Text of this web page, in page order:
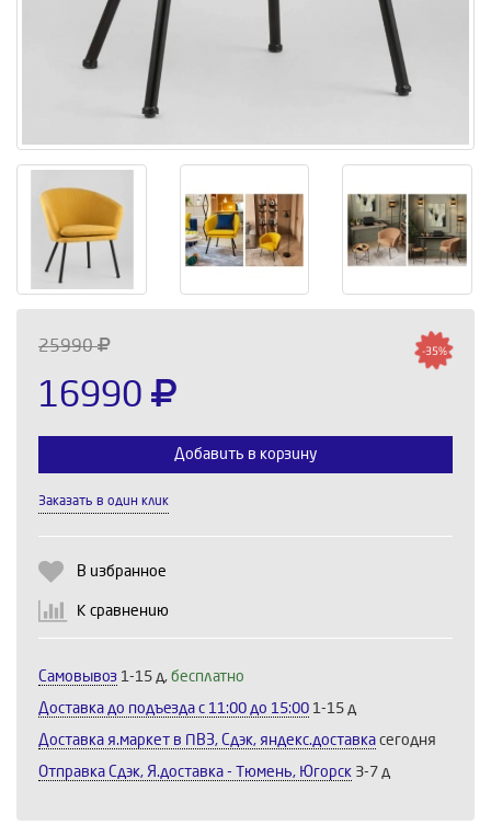
25990
16990
-35%
Выберите количество:
Продолжить
Добавить в корзину
Заказать в один клик
В избранное
К сравнению
Самовывоз 1-15 д, бесплатно
Доставка до подъезда c 11:00 до 15:00 1-15 д
Доставка я.маркет в ПВЗ, Сдэк, яндекс.доставка сегодня
Отправка Сдэк, Я.доставка - Тюмень, Югорск 3-7 д